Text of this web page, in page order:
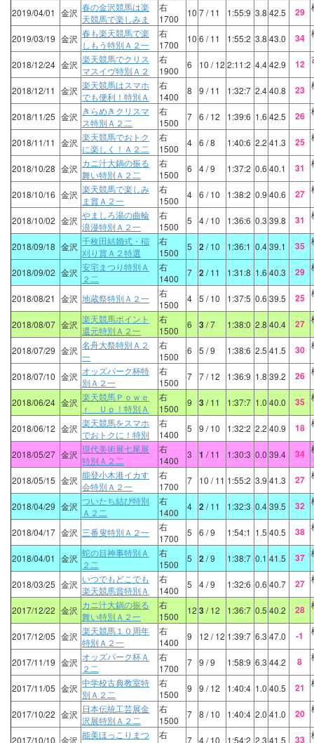
2019/04/01 金沢 春の金沢競馬は楽
天競馬で楽しみま
右
1700
10 7/ 11 1:55:9 3.8 42.5 29
2019/03/19 金沢 春も楽天競馬で楽
しもう特別Ａ２一
右
1700
10 6 / 11 1:55:2 3.8 43.0 34
2018/12/24 金沢 楽天競馬でクリス
マスイヴ特別Ａ２
右
1900
6 10 / 12 2:11:2 4.442.9 12
2018/12/11 金沢 楽天競馬はスマホ
でも便利！特別Ａ
右
1400
8 9 / 11 1:32:7 2.440.8 23
2018/11/25 金沢 きらめきクリスマ
ス特別Ａ２二
右
1500
7 6 / 12 1:39:6 1.6 42.5 26
2018/11/11 金沢 楽天競馬でおトク
に楽しく！Ａ２二
右
1500
4 6 / 8 1:40:6 2.2 41.3 25
2018/10/28 金沢 カニ汁大鍋の振る
舞い特別Ａ２二
右
1500
6 4/ 9 1:37:2 0.6 40.1 31
2018/10/16 金沢 楽天競馬で楽しみ
ま賞Ａ２一
右
1500
4 6 / 10 1:38:2 0.9 40.6 27
2018/10/02 金沢 やましろ湯の曲輪
浪漫特別Ａ２一
右
1500
5 4/ 10 1:36:6 0.3 39.8 31
2018/09/18 金沢 千枚田結婚式・稲
刈り賞Ａ２特選
右
1500
5 2/ 10 1:36:1 0.439.1 35
2018/09/02 金沢 安宅まつり特別Ａ
２二
右
1400
7 2/ 11 1:31:8 1.6 40.3 29
2018/08/21 金沢 地蔵祭特別Ａ２一
右
1500
4 5 / 10 1:37:5 0.6 39.5 25
2018/08/07 金沢 楽天競馬ポイント
還元特別Ａ２一
右
1500
6 3/ 7 1:38:0 2.8 40.4 27
2018/07/29 金沢 名舟大祭特別Ａ２
一
右
1500
6 5 / 9 1:38:6 2.5 41.5 30
2018/07/10 金沢 オッズパーク杯特
別Ａ２一
右
1500
7 7/ 12 1:36:9 1.8 39.2 26
2018/06/24 金沢 楽天競馬Ｐｏｗｅ
ｒ Ｕｐ！特別Ａ
右
1500
9 3/ 11 1:37:7 1.0 40.0 35
2018/06/12 金沢 楽天競馬をスマホ
でおトクに！特別
右
1400
5 9 / 10 1:32:2 2.2 40.9 18
2018/05/27 金沢 現代美術展七尾展
特別Ａ２二
右
1400
3 1 / 11 1:30:3 0.0 39.4 34
2018/05/15 金沢 能登小木港イカす
会特別Ａ２一
右
1700
7 10 / 11 1:55:2 3.9 41.3 27
2018/04/29 金沢 ついたち結び特別
Ａ２二
右
1400
4 2/ 11 1:32:3 0.439.5 32
2018/04/17 金沢 三番叟特別Ａ２一
右
1700
5 6 / 9 1:54:1 1.5 40.5 38
2018/04/01 金沢 蛇の目神事特別Ａ
２二
右
1500
5 2/ 9 1:38:7 0.1 41.5 37
2018/03/25 金沢 いつでもどこでも
楽天競馬賞特別Ａ
右
1400
5 4/ 9 1:32:6 0.6 40.7 27
2017/12/22 金沢 カニ汁大鍋の振る
舞い特別Ａ２一
右
1500
12 3/ 12 1:36:7 0.5 40.2 28
2017/12/05 金沢 楽天競馬１０周年
特別Ａ２一
右
1400
9 12 / 12 1:39:7 6.3 47.0 -1
2017/11/19 金沢 オッズパーク杯Ａ
２二
右
1700
7 9 / 9 1:58:9 6.3 44.2 8
2017/11/05 金沢 中学校古典教室特
別Ａ２二
右
1500
9 9 / 12 1:40:4 1.0 40.5 21
2017/10/22 金沢 日本伝統工芸展金
沢展特別Ａ２二
右
1500
7 8 / 10 1:40:4 2.0 41.0 20
2017/10/10 金沢 能美ほっこりまつ
右
7 4/ 10 1:54:2 2.3 41.5 33